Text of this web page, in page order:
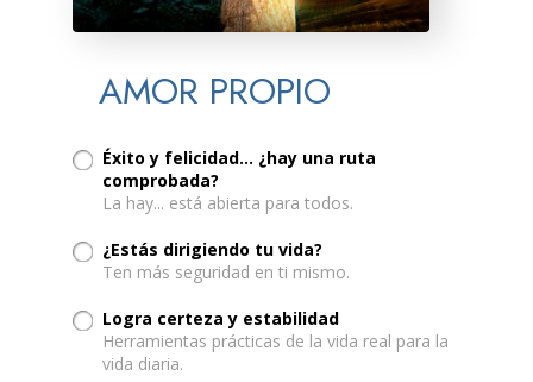
AMOR PROPIO
Éxito y felicidad… ¿hay una ruta
comprobada?
La hay... está abierta para todos.
¿Estás dirigiendo tu vida?
Ten más seguridad en ti mismo.
Logra certeza y estabilidad
Herramientas prácticas de la vida real para la
vida diaria.